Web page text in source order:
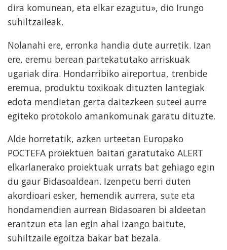
dira komunean, eta elkar ezagutu», dio Irungo
suhiltzaileak.
Nolanahi ere, erronka handia dute aurretik. Izan
ere, eremu berean partekatutako arriskuak
ugariak dira. Hondarribiko aireportua, trenbide
eremua, produktu toxikoak dituzten lantegiak
edota mendietan gerta daitezkeen suteei aurre
egiteko protokolo amankomunak garatu dituzte.
Alde horretatik, azken urteetan Europako
POCTEFA proiektuen baitan garatutako ALERT
elkarlanerako proiektuak urrats bat gehiago egin
du gaur Bidasoaldean. Izenpetu berri duten
akordioari esker, hemendik aurrera, sute eta
hondamendien aurrean Bidasoaren bi aldeetan
erantzun eta lan egin ahal izango baitute,
suhiltzaile egoitza bakar bat bezala.